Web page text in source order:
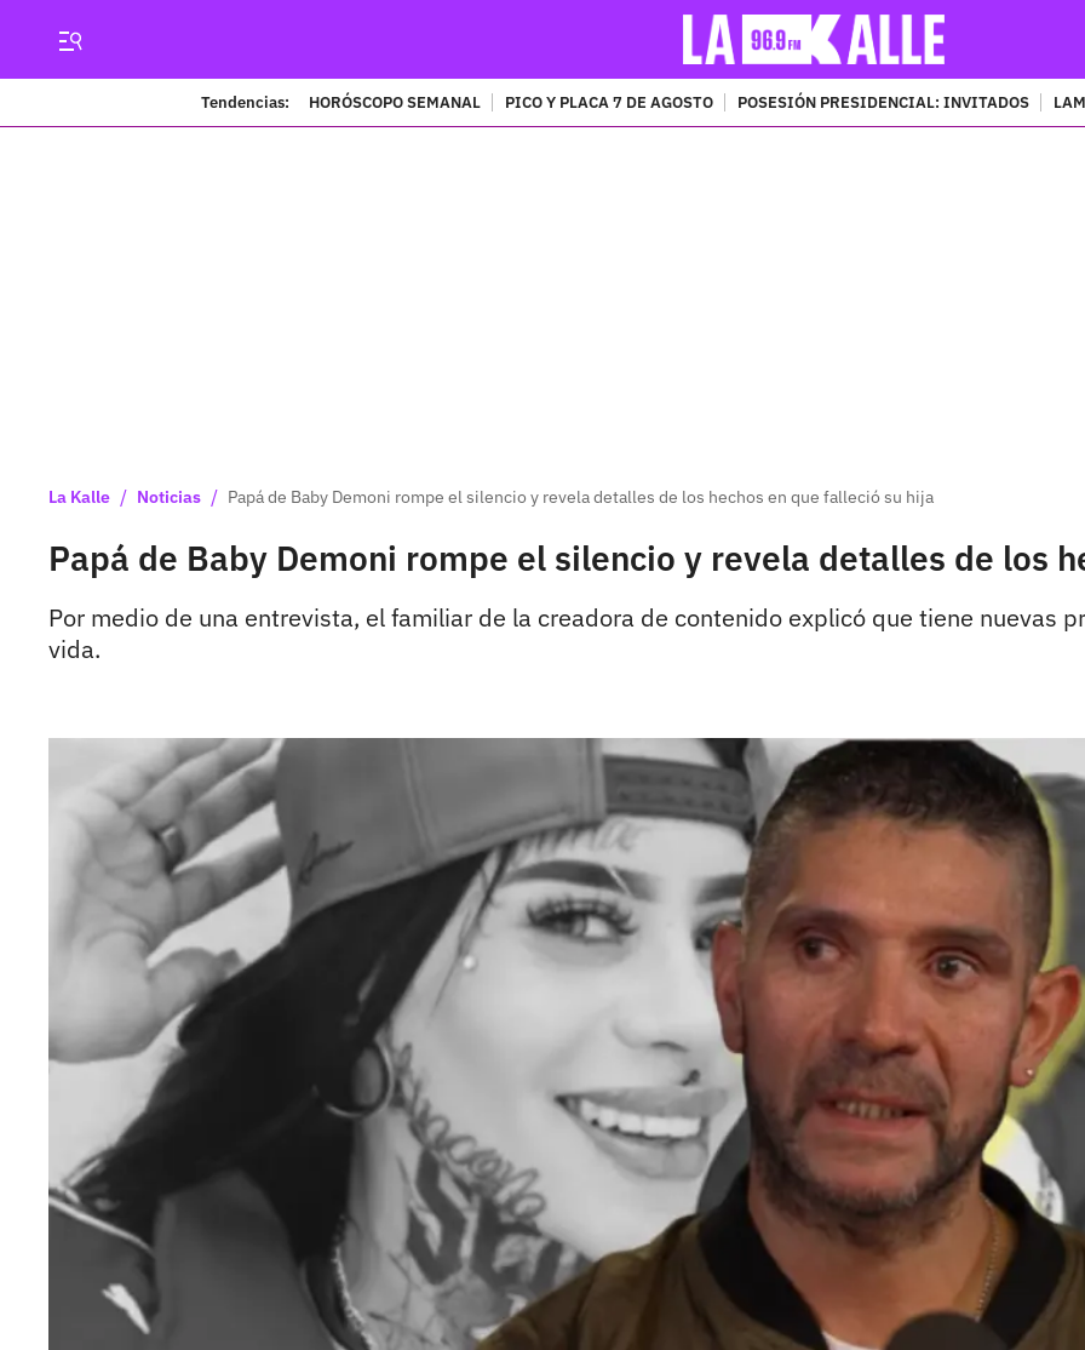
Tendencias: HORÓSCOPO SEMANAL PICO Y PLACA 7 DE AGOSTO POSESIÓN PRESIDENCIAL: INVITADOS
La Kalle / Noticias / Papá de Baby Demoni rompe el silencio y revela detalles de los hechos en que falleció su hija
Papá de Baby Demoni rompe el silencio y revela detalles de los
Por medio de una entrevista, el familiar de la creadora de contenido explicó que tiene nuevas
vida.